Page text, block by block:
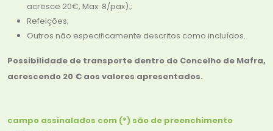
acresce 20€, Max: 8/pax).;
Refeições;
Outros não especificamente descritos como incluídos.
Possibilidade de transporte dentro do Concelho de Mafra,
acrescendo 20 € aos valores apresentados.
campo assinalados com (*) são de preenchimento